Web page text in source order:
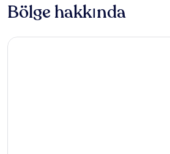
Bölge hakkında